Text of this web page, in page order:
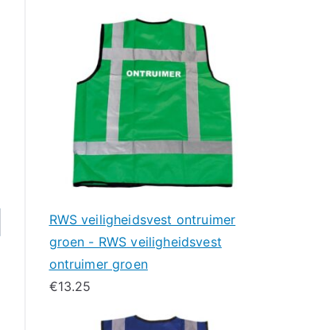
RWS veiligheidsvest ontruimer
groen - RWS veiligheidsvest
ontruimer groen
€13.25